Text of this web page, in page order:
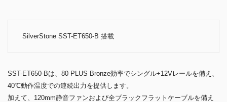
SilverStone SST-ET650-B 搭載
SST-ET650-Bは、80 PLUS Bronze効率でシングル+12Vレールを備え、
40℃動作温度での連続出力を提供します。
加えて、120mm静音ファンおよび全ブラックフラットケーブルを備え